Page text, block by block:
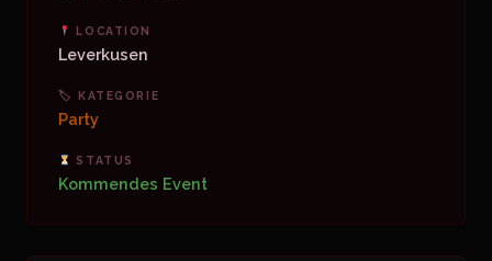
LOCATION
Leverkusen
🏷 KATEGORIE
Party
STATUS
Kommendes Event